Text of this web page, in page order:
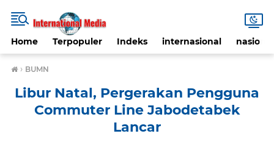
Home Terpopuler Indeks internasional nasional
› BUMN
Libur Natal, Pergerakan Pengguna
Commuter Line Jabodetabek
Lancar